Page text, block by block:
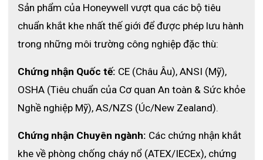
Sản phẩm của Honeywell vượt qua các bộ tiêu
chuẩn khắt khe nhất thế giới để được phép lưu hành
trong những môi trường công nghiệp đặc thù:
Chứng nhận Quốc tế: CE (Châu Âu), ANSI (Mỹ),
OSHA (Tiêu chuẩn của Cơ quan An toàn & Sức khỏe
Nghề nghiệp Mỹ), AS/NZS (Úc/New Zealand).
Chứng nhận Chuyên ngành: Các chứng nhận khắt
khe về phòng chống cháy nổ (ATEX/IECEx), chứng